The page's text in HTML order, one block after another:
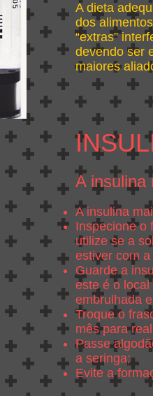
A dieta
dos
“extras”
devendo ser
maiores
A insulina
A insulina
Inspecione o
utilize se a
estiver com
Guarde a
este é o
embrulhada
Troque o
mês para
Passe
a seringa;
Evite a